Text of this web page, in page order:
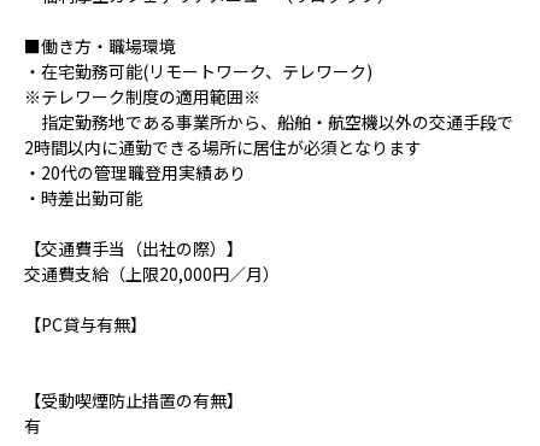
■働き方・職場環境
・在宅勤務可能(リモートワーク、テレワーク)
※テレワーク制度の適用範囲※
指定勤務地である事業所から、船舶・航空機以外の交通手段で
2時間以内に通勤できる場所に居住が必須となります
・20代の管理職登用実績あり
・時差出勤可能
【交通費手当（出社の際）】
交通費支給（上限20,000円／月）
【PC貸与有無】
【受動喫煙防止措置の有無】
有